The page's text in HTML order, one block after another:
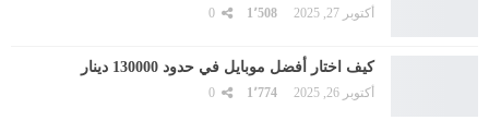
أكتوبر 27, 2025 1٬508
كيف اختار أفضل موبايل في حدود 130000 دينار
أكتوبر 26, 2025 1٬774